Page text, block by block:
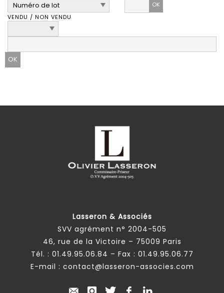
OK
VENDU / NON VENDU
Lasseron & Associés
SVV agrément n° 2004-505
46, rue de la Victoire – 75009 Paris
Tél. : 01.49.95.06.84 – Fax : 01.49.95.06.77
E-mail : contact@lasseron-associes.com